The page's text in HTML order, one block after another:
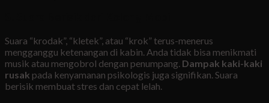
Suara “krodak”, “kletek”, atau “krok” terus-menerus
mengganggu ketenangan di kabin. Anda tidak bisa menikmati
musik atau mengobrol dengan penumpang. Dampak kaki-kaki
rusak pada kenyamanan psikologis juga signifikan. Suara
berisik membuat stres dan cepat lelah.